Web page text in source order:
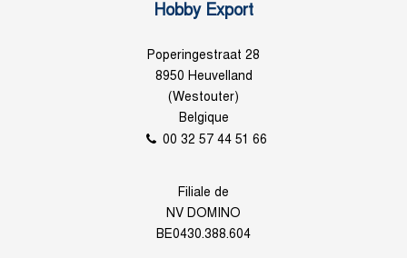
Hobby Export
Poperingestraat 28
8950 Heuvelland
(Westouter)
Belgique
00 32 57 44 51 66
Filiale de
NV DOMINO
BE0430.388.604